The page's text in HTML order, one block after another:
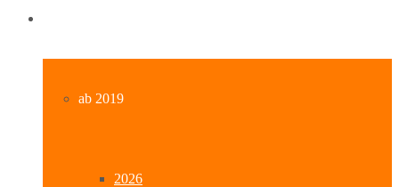
ab 2019
2026